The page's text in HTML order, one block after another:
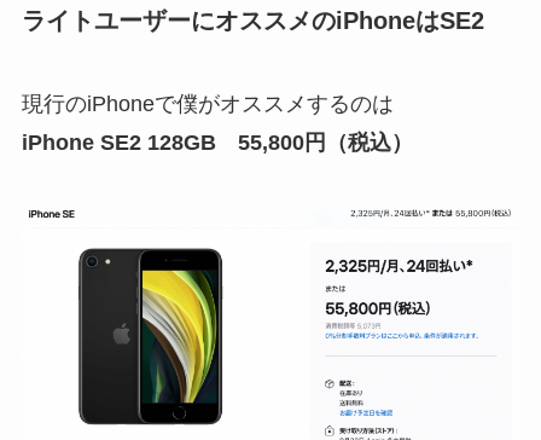
ライトユーザーにオススメのiPhoneはSE2
現行のiPhoneで僕がオススメするのは
iPhone SE2 128GB 55,800円（税込）